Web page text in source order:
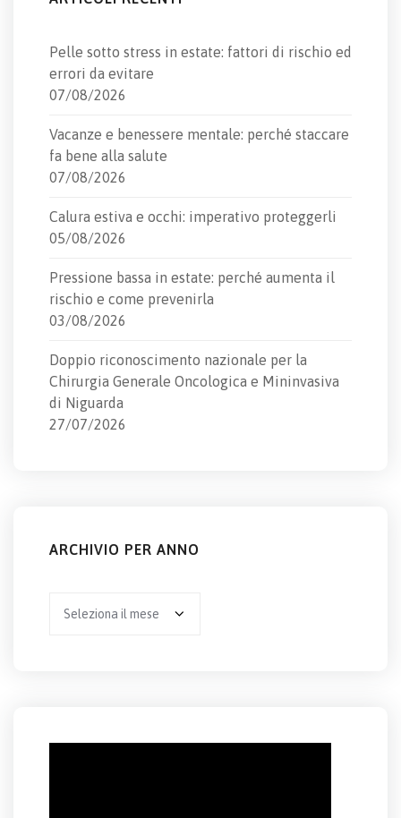
Pelle sotto stress in estate: fattori di rischio ed
errori da evitare
07/08/2026
Vacanze e benessere mentale: perché staccare
fa bene alla salute
07/08/2026
Calura estiva e occhi: imperativo proteggerli
05/08/2026
Pressione bassa in estate: perché aumenta il
rischio e come prevenirla
03/08/2026
Doppio riconoscimento nazionale per la
Chirurgia Generale Oncologica e Mininvasiva
di Niguarda
27/07/2026
ARCHIVIO PER ANNO
per